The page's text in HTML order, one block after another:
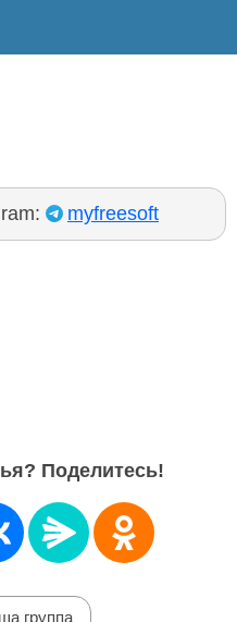
myfreesoft
Поделитесь!
группа